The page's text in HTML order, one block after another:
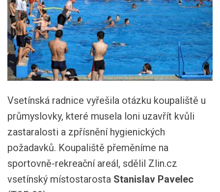
Vsetínská radnice vyřešila otázku koupaliště u
průmyslovky, které musela loni uzavřít kvůli
zastaralosti a zpřísnění hygienických
požadavků. Koupaliště přeměníme na
sportovně-rekreační areál, sdělil Zlin.cz
vsetínský místostarosta Stanislav Pavelec